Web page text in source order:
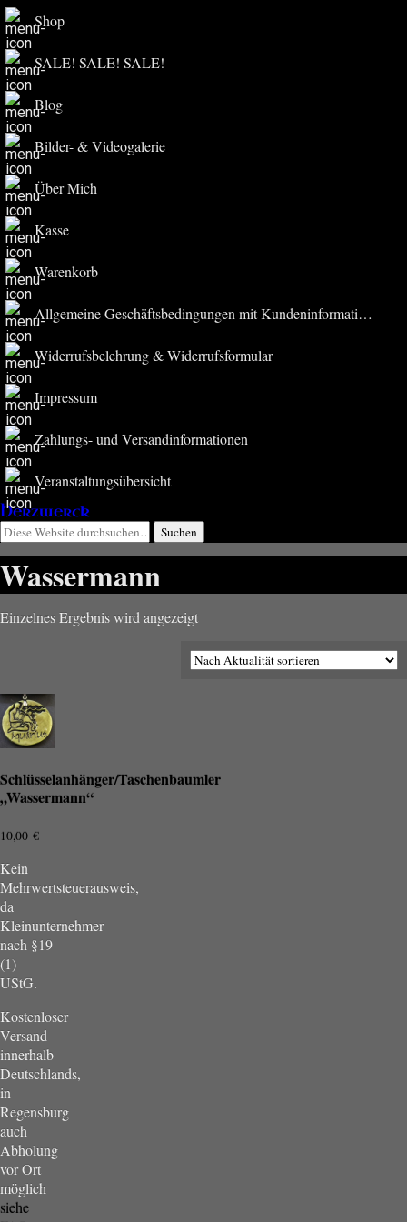
Shop
SALE! SALE! SALE!
Blog
Bilder- & Videogalerie
Über Mich
Kasse
Warenkorb
Allgemeine Geschäftsbedingungen mit Kundeninformationen
Widerrufsbelehrung & Widerrufsformular
Impressum
Zahlungs- und Versandinformationen
Veranstaltungsübersicht
Herzwerck
Wassermann
Einzelnes Ergebnis wird angezeigt
Schlüsselanhänger/Taschenbaumler
„Wassermann“
10,00 €
Kein
Mehrwertsteuerausweis,
da
Kleinunternehmer
nach §19
(1)
UStG.
Kostenloser
Versand
innerhalb
Deutschlands,
in
Regensburg
auch
Abholung
vor Ort
möglich
siehe